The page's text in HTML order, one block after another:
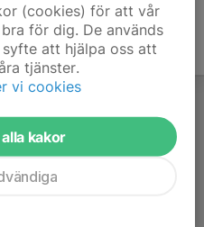
(cookies) för att vår
för dig. De används
att hjälpa oss att
tjänster.
vi cookies
kakor